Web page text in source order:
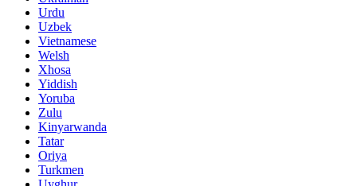
Urdu
Uzbek
Vietnamese
Welsh
Xhosa
Yiddish
Yoruba
Zulu
Kinyarwanda
Tatar
Oriya
Turkmen